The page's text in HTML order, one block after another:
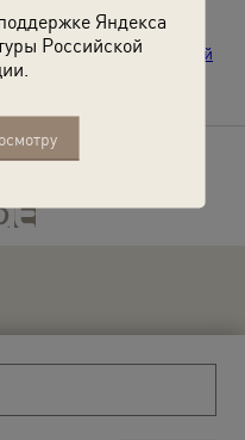
Яндекса
Российской
– сезонный
зимагор.
татуировками»,«Рабочий